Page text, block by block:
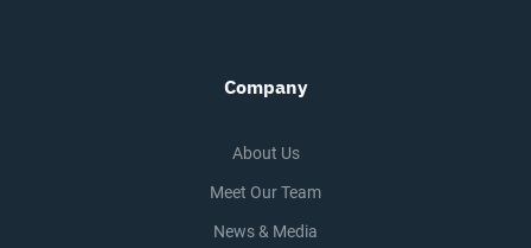
Company
About Us
Meet Our Team
News & Media